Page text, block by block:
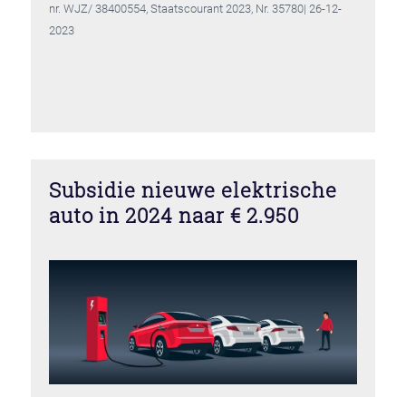
nr. WJZ/ 38400554, Staatscourant 2023, Nr. 35780| 26-12-
2023
Subsidie nieuwe elektrische
auto in 2024 naar € 2.950